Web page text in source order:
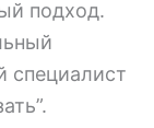
подход.
специалист